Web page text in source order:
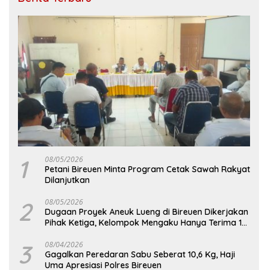
1 08/05/2026
Petani Bireuen Minta Program Cetak Sawah Rakyat
Dilanjutkan
2 08/05/2026
Dugaan Proyek Aneuk Lueng di Bireuen Dikerjakan
Pihak Ketiga, Kelompok Mengaku Hanya Terima 10
3 08/04/2026
Gagalkan Peredaran Sabu Seberat 10,6 Kg, Haji
Uma Apresiasi Polres Bireuen